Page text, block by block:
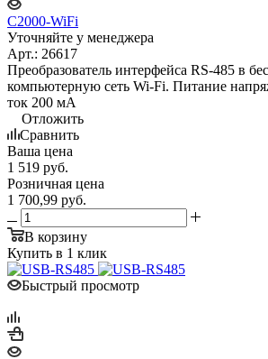
С2000-WiFi
Уточняйте у менеджера
Арт.: 26617
Преобразователь интерфейса RS-485 в
компьютерную сеть Wi-Fi. Питание
ток 200 мА
Отложить
Сравнить
Ваша цена
1 519 руб.
Розничная цена
1 700,99 руб.
В корзину
Купить в 1 клик
Быстрый просмотр